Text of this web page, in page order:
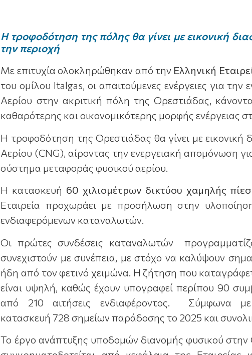
Η τροφοδότηση της πόλης θα γίνει με εικονική
την περιοχή
Με επιτυχία ολοκληρώθηκαν από την Ελληνική
του ομίλου Italgas, οι απαιτούμενες ενέργειες για
Αερίου στην ακριτική πόλη της Ορεστιάδας,
καθαρότερης και οικονομικότερης μορφής ενέργειας
Η τροφοδότηση της Ορεστιάδας θα γίνει με
Αερίου (CNG), αίροντας την ενεργειακή απομόνωση
σύστημα μεταφοράς φυσικού αερίου.
Η κατασκευή 60 χιλιομέτρων δικτύου χαμηλής
Εταιρεία προχωράει με προσήλωση στην
ενδιαφερόμενων καταναλωτών.
Οι πρώτες συνδέσεις καταναλωτών
συνεχιστούν με συνέπεια, με στόχο να καλύψουν
ήδη από τον φετινό χειμώνα. Η ζήτηση που
είναι υψηλή, καθώς έχουν υπογραφεί περίπου 90
από 210 αιτήσεις ενδιαφέροντος. Σύμφωνα
κατασκευή 728 σημείων παράδοσης το 2025 και
Το έργο ανάπτυξης υποδομών διανομής φυσικού στην